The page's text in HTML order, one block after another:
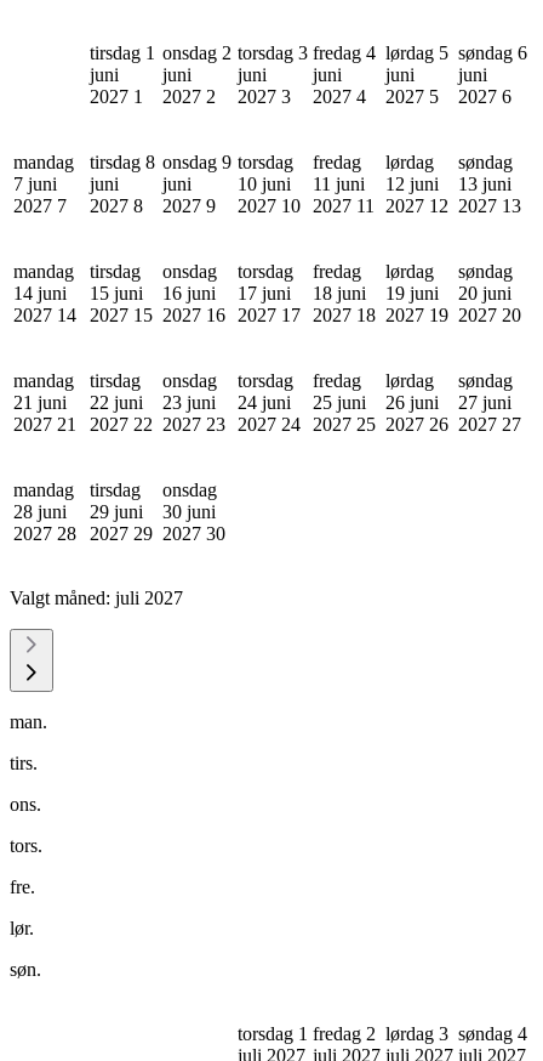
tirsdag 1
juni
2027 1
onsdag 2
juni
2027 2
torsdag 3
juni
2027 3
fredag 4
juni
2027 4
lørdag 5
juni
2027 5
søndag 6
juni
2027 6
mandag
7 juni
2027 7
tirsdag 8
juni
2027 8
onsdag 9
juni
2027 9
torsdag
10 juni
2027 10
fredag
11 juni
2027 11
lørdag
12 juni
2027 12
søndag
13 juni
2027 13
mandag
14 juni
2027 14
tirsdag
15 juni
2027 15
onsdag
16 juni
2027 16
torsdag
17 juni
2027 17
fredag
18 juni
2027 18
lørdag
19 juni
2027 19
søndag
20 juni
2027 20
mandag
21 juni
2027 21
tirsdag
22 juni
2027 22
onsdag
23 juni
2027 23
torsdag
24 juni
2027 24
fredag
25 juni
2027 25
lørdag
26 juni
2027 26
søndag
27 juni
2027 27
mandag
28 juni
2027 28
tirsdag
29 juni
2027 29
onsdag
30 juni
2027 30
Valgt måned: juli 2027
man.
tirs.
ons.
tors.
fre.
lør.
søn.
torsdag 1
juli 2027
fredag 2
juli 2027
lørdag 3
juli 2027
søndag 4
juli 2027